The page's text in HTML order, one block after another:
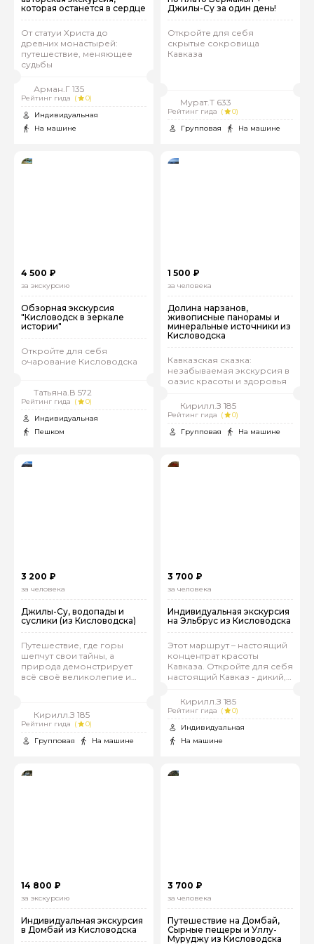
которая останется в сердце
От статуи Христа до
древних монастырей:
путешествие, меняющее
судьбы
Арман.Г 135
Рейтинг гида (
0)
Индивидуальная
На машине
Джилы-Су за один день!
Откройте для себя
скрытые сокровища
Кавказа
Мурат.Т 633
Рейтинг гида (
0)
Групповая
На машине
4 500 ₽
за экскурсию
Обзорная экскурсия
"Кисловодск в зеркале
истории"
Откройте для себя
очарование Кисловодска
Татьяна.В 572
Рейтинг гида (
0)
Индивидуальная
Пешком
1 500 ₽
за человека
Долина нарзанов,
живописные панорамы и
минеральные источники из
Кисловодска
Кавказская сказка:
незабываемая экскурсия в
оазис красоты и здоровья
Кирилл.З 185
Рейтинг гида (
0)
Групповая
На машине
3 200 ₽
за человека
Джилы-Су, водопады и
суслики (из Кисловодска)
Путешествие, где горы
шепчут свои тайны, а
природа демонстрирует
всё своё великолепие и
Кирилл.З 185
Рейтинг гида (
0)
Групповая
На машине
3 700 ₽
за человека
Индивидуальная экскурсия
на Эльбрус из Кисловодска
Этот маршрут – настоящий
концентрат красоты
Кавказа. Откройте для себя
настоящий Кавказ - дикий,
незабываемый!
Кирилл.З 185
Рейтинг гида (
0)
Индивидуальная
На машине
14 800 ₽
за экскурсию
Индивидуальная экскурсия
в Домбай из Кисловодска
3 700 ₽
за человека
Путешествие на Домбай,
Сырные пещеры и Уллу-
Муруджу из Кисловодска
Ваш номер телефона